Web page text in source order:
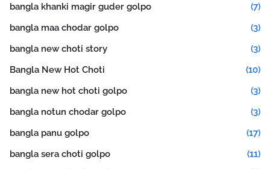
bangla khanki magir guder golpo
(7)
bangla maa chodar golpo
(3)
bangla new choti story
(3)
Bangla New Hot Choti
(10)
bangla new hot choti golpo
(3)
bangla notun chodar golpo
(3)
bangla panu golpo
(17)
bangla sera choti golpo
(11)